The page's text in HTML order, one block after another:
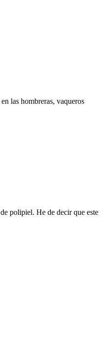
las hombreras, vaqueros
polipiel. He de decir que este